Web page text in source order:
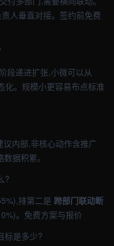
人垂直对接。签约前免费
段递进扩张,小微可以从
化。规模小更容易布点标准
内部,非核心动作含推广
据积累。
?
排第二是 跨部门联动断
。免费方案与报价
标是多少?